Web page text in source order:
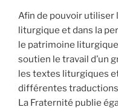
Afin de pouvoir utiliser
liturgique et dans la
le patrimoine
soutien le travail d’un
les textes liturgiques
différentes
La Fraternité publie